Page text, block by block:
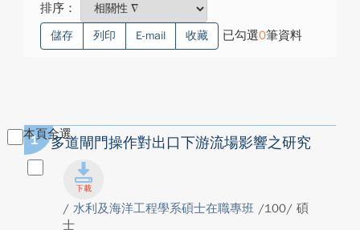
排序：
儲存 列印 E-mail 收藏 已勾選0筆資料
本頁全選
1 多道閘門操作對出口下游流場影響之研究
/ 水利及海洋工程學系碩士在職專班 /100/ 碩
士